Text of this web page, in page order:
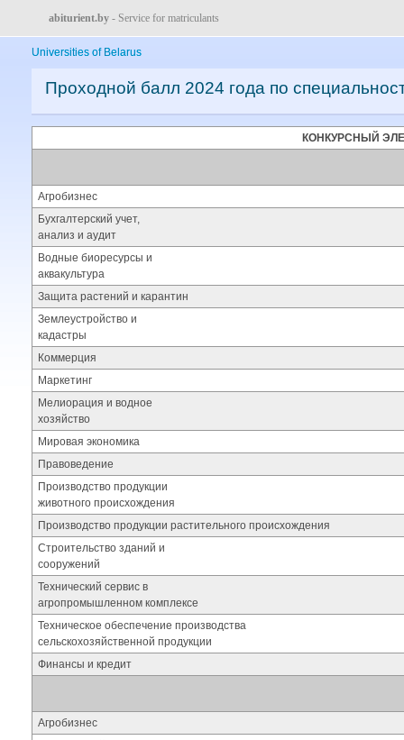
abiturient.by - Service for matriculants
Universities of Belarus
Проходной балл 2024 года по
КОНКУРСНЫЙ
Агробизнес
Бухгалтерский учет,
анализ и аудит
Водные биоресурсы и
аквакультура
Защита растений и карантин
Землеустройство и
кадастры
Коммерция
Маркетинг
Мелиорация и водное
хозяйство
Мировая экономика
Правоведение
Производство продукции
животного происхождения
Производство продукции растительного происхождения
Строительство зданий и
сооружений
Технический сервис в
агропромышленном комплексе
Техническое обеспечение производства
сельскохозяйственной продукции
Финансы и кредит
Агробизнес